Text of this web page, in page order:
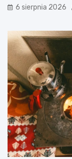
6 sierpnia 2026